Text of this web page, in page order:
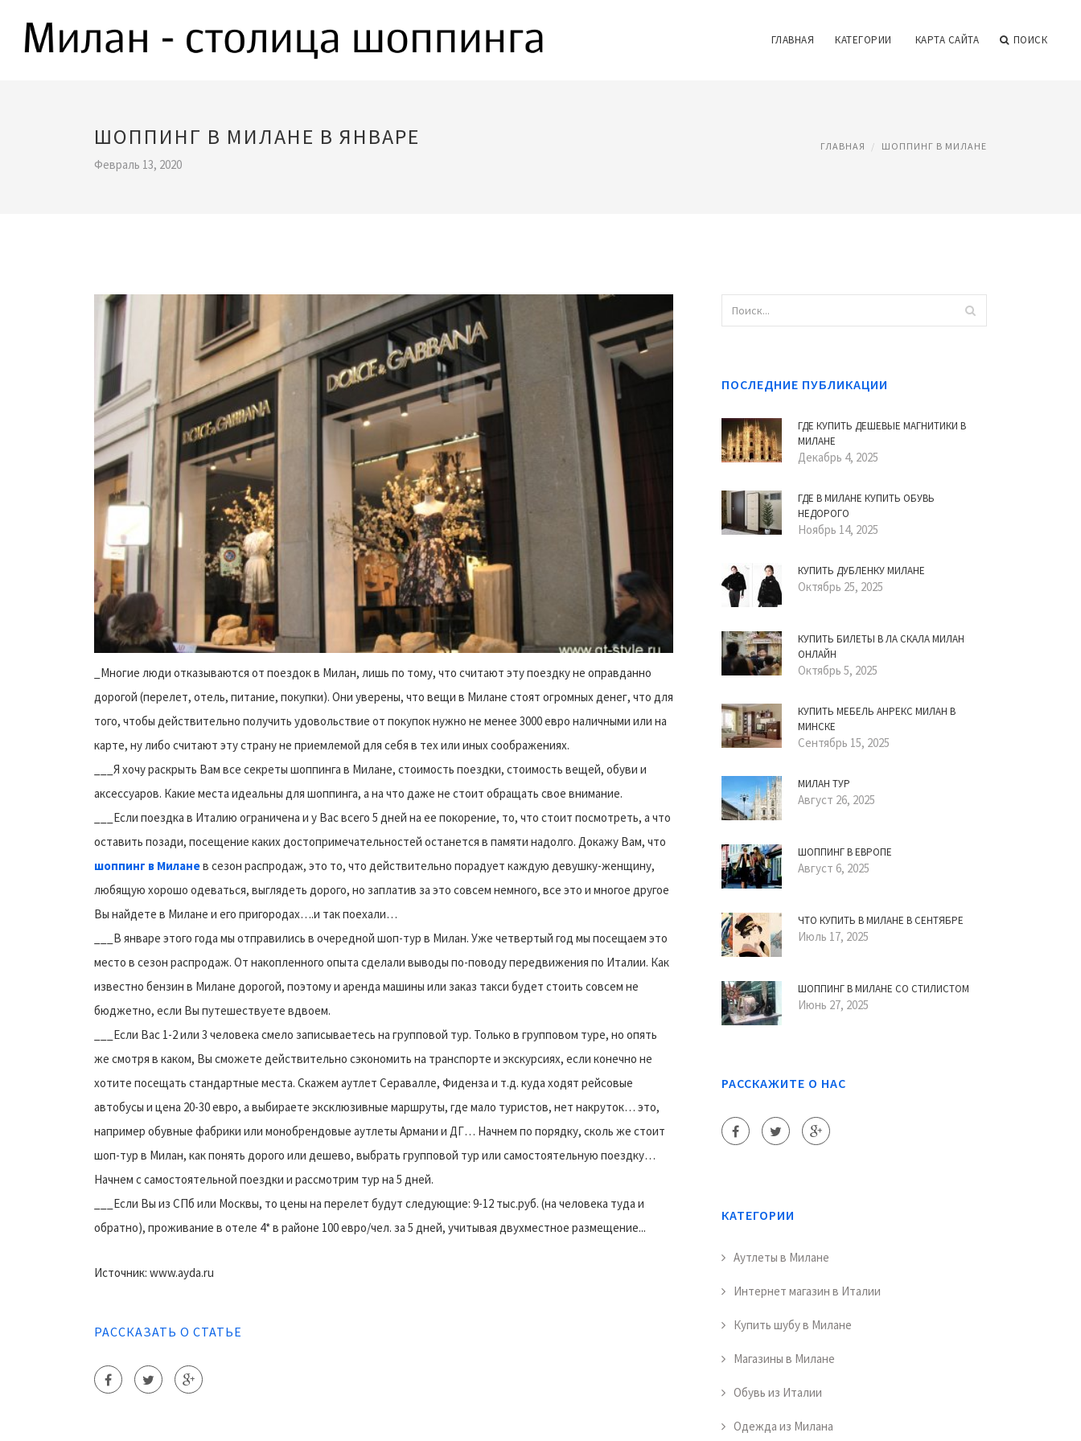
ГЛАВНАЯ КАТЕГОРИИ КАРТА САЙТА ПОИСК
ШОППИНГ В МИЛАНЕ В ЯНВАРЕ
Февраль 13, 2020
ГЛАВНАЯ ШОППИНГ В МИЛАНЕ
_Многие люди отказываются от поездок в Милан, лишь по тому, что считают эту поездку не оправданно
дорогой (перелет, отель, питание, покупки). Они уверены, что вещи в Милане стоят огромных денег, что для
того, чтобы действительно получить удовольствие от покупок нужно не менее 3000 евро наличными или на
карте, ну либо считают эту страну не приемлемой для себя в тех или иных соображениях.
___Я хочу раскрыть Вам все секреты шоппинга в Милане, стоимость поездки, стоимость вещей, обуви и
аксессуаров. Какие места идеальны для шоппинга, а на что даже не стоит обращать свое внимание.
___Если поездка в Италию ограничена и у Вас всего 5 дней на ее покорение, то, что стоит посмотреть, а что
оставить позади, посещение каких достопримечательностей останется в памяти надолго. Докажу Вам, что
шоппинг в Миланев сезон распродаж, это то, что действительно порадует каждую девушку-женщину,
любящую хорошо одеваться, выглядеть дорого, но заплатив за это совсем немного, все это и многое другое
Вы найдете в Милане и его пригородах….и так поехали…
___В январе этого года мы отправились в очередной шоп-тур в Милан. Уже четвертый год мы посещаем это
место в сезон распродаж. От накопленного опыта сделали выводы по-поводу передвижения по Италии. Как
известно бензин в Милане дорогой, поэтому и аренда машины или заказ такси будет стоить совсем не
бюджетно, если Вы путешествуете вдвоем.
___Если Вас 1-2 или 3 человека смело записываетесь на групповой тур. Только в групповом туре, но опять
же смотря в каком, Вы сможете действительно сэкономить на транспорте и экскурсиях, если конечно не
хотите посещать стандартные места. Скажем аутлет Серавалле, Фиденза и т.д. куда ходят рейсовые
автобусы и цена 20-30 евро, а выбираете эксклюзивные маршруты, где мало туристов, нет накруток… это,
например обувные фабрики или монобрендовые аутлеты Армани и ДГ… Начнем по порядку, сколь же стоит
шоп-тур в Милан, как понять дорого или дешево, выбрать групповой тур или самостоятельную поездку…
Начнем с самостоятельной поездки и рассмотрим тур на 5 дней.
___Если Вы из СПб или Москвы, то цены на перелет будут следующие: 9-12 тыс.руб. (на человека туда и
обратно), проживание в отеле 4* в районе 100 евро/чел. за 5 дней, учитывая двухместное размещение...
Источник: www.ayda.ru
РАССКАЗАТЬ О СТАТЬЕ
ПОСЛЕДНИЕ ПУБЛИКАЦИИ
ГДЕ КУПИТЬ ДЕШЕВЫЕ МАГНИТИКИ В
МИЛАНЕ
Декабрь 4, 2025
ГДЕ В МИЛАНЕ КУПИТЬ ОБУВЬ
НЕДОРОГО
Ноябрь 14, 2025
КУПИТЬ ДУБЛЕНКУ МИЛАНЕ
Октябрь 25, 2025
КУПИТЬ БИЛЕТЫ В ЛА СКАЛА МИЛАН
ОНЛАЙН
Октябрь 5, 2025
КУПИТЬ МЕБЕЛЬ АНРЕКС МИЛАН В
МИНСКЕ
Сентябрь 15, 2025
МИЛАН ТУР
Август 26, 2025
ШОППИНГ В ЕВРОПЕ
Август 6, 2025
ЧТО КУПИТЬ В МИЛАНЕ В СЕНТЯБРЕ
Июль 17, 2025
ШОППИНГ В МИЛАНЕ СО СТИЛИСТОМ
Июнь 27, 2025
РАССКАЖИТЕ О НАС
КАТЕГОРИИ
Аутлеты в Милане
Интернет магазин в Италии
Купить шубу в Милане
Магазины в Милане
Обувь из Италии
Одежда из Милана